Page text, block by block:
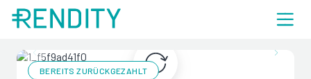
BEREITS ZURÜCKGEZAHLT